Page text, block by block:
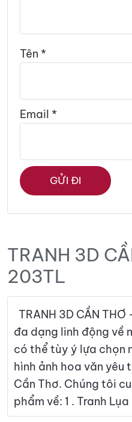
Tên *
Email *
TRANH 3D
203TL
TRANH 3D CẦN
đa dạng linh động về
có thể tùy ý lựa chọn
hình ảnh hoa văn yêu
Cần Thơ. Chúng tôi
phẩm về: 1 . Tranh